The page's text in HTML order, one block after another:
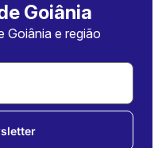
Goiânia
Goiânia e região